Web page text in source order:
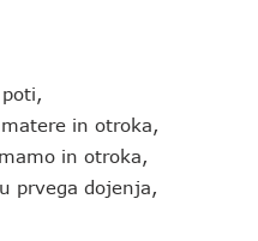
in otroka,
in otroka,
prvega dojenja,